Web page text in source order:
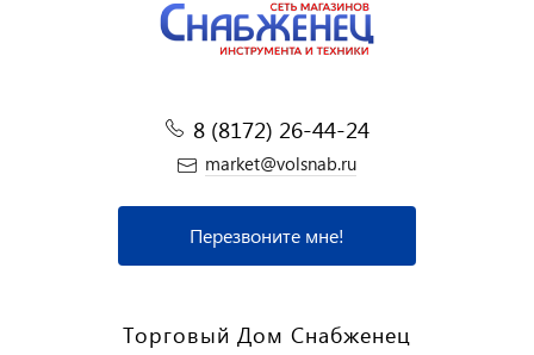
8 (8172) 26-44-24
market@volsnab.ru
Перезвоните мне!
Торговый Дом Снабженец